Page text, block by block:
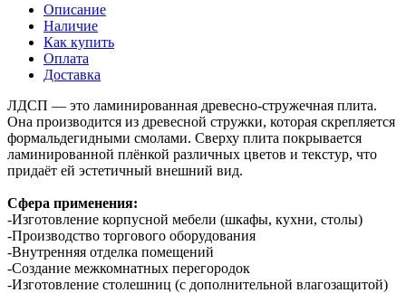
Описание
Наличие
Как купить
Оплата
Доставка
ЛДСП — это ламинированная древесно-стружечная плита.
Она производится из древесной стружки, которая скрепляется
формальдегидными смолами. Сверху плита покрывается
ламинированной плёнкой различных цветов и текстур, что
придаёт ей эстетичный внешний вид.
Сфера применения:
-Изготовление корпусной мебели (шкафы, кухни, столы)
-Производство торгового оборудования
-Внутренняя отделка помещений
-Создание межкомнатных перегородок
-Изготовление столешниц (с дополнительной влагозащитой)